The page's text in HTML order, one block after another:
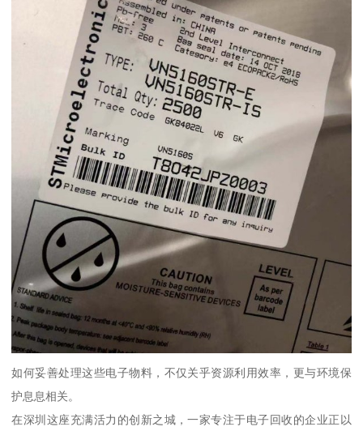
如何妥善处理这些电子物料，不仅关乎资源利用效率，更与环境保
护息息相关。
在深圳这座充满活力的创新之城，一家专注于电子回收的企业正以